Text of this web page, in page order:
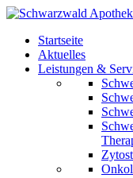
Startseite
Aktuelles
Leistungen &